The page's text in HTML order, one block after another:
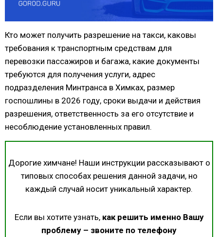
Кто может получить разрешение на такси, каковы
требования к транспортным средствам для
перевозки пассажиров и багажа, какие документы
требуются для получения услуги, адрес
подразделения Минтранса в Химках, размер
госпошлины в 2026 году, сроки выдачи и действия
разрешения, ответственность за его отсутствие и
несоблюдение установленных правил.
Дорогие химчане! Наши инструкции рассказывают о
типовых способах решения данной задачи, но
каждый случай носит уникальный характер.
Если вы хотите узнать, как решить именно Вашу
проблему – звоните по телефону